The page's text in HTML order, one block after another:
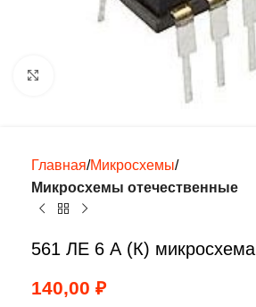
Нажмите, чтобы увеличить
Главная Микросхемы
Микросхемы отечественные
561 ЛЕ 6 А (К) микросхема
140,00 ₽